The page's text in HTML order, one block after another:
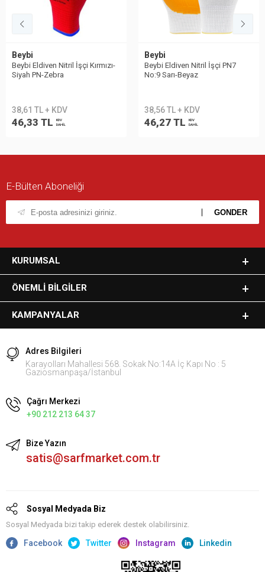
Beybi
Beybi Eldiven Nitril İşçi Kırmızı-
Siyah PN-Zebra
38,61 TL + KDV
46,33 TL
KDV
DAHİL
Beybi
Beybi Eldiven Nitril İşçi PN7
No:9 Sarı-Beyaz
38,56 TL + KDV
46,27 TL
KDV
DAHİL
E-Bülten Aboneliği
KURUMSAL
ÖNEMLI BILGILER
KAMPANYALAR
Adres Bilgileri
Karayolları Mahallesi 568. Sokak No:14A İç Kapı No : 5
Gaziosmanpaşa/İstanbul
Çağrı Merkezi
+90 212 213 64 37
Bize Yazın
satis@sarfmarket.com.tr
Sosyal Medyada Biz
Sosyal Medyada bizi takip ederek destek olabilirsiniz.
Facebook Twitter Instagram Linkedin